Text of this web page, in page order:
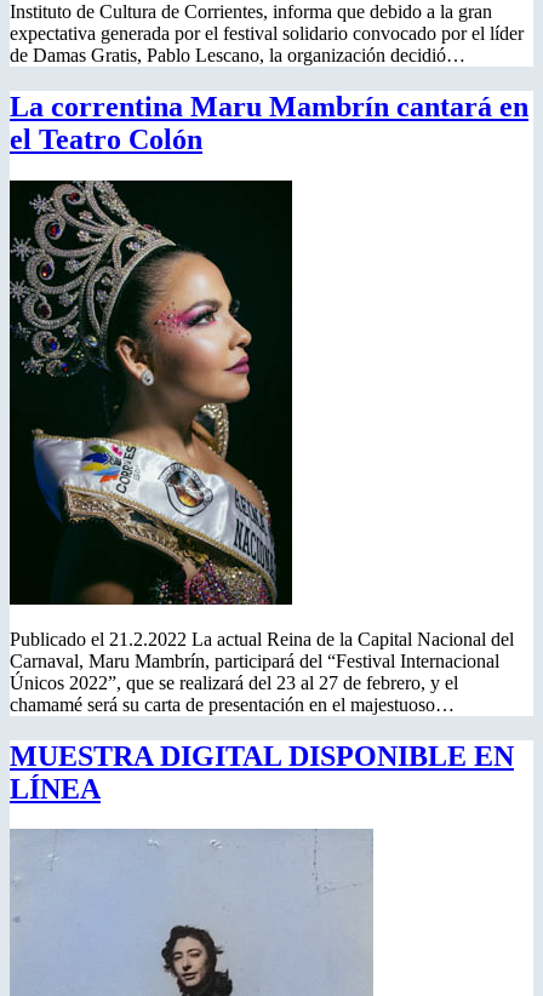
Instituto de Cultura de Corrientes, informa que debido a la gran
expectativa generada por el festival solidario convocado por el líder
de Damas Gratis, Pablo Lescano, la organización decidió…
La correntina Maru Mambrín cantará en
el Teatro Colón
Publicado el 21.2.2022 La actual Reina de la Capital Nacional del
Carnaval, Maru Mambrín, participará del “Festival Internacional
Únicos 2022”, que se realizará del 23 al 27 de febrero, y el
chamamé será su carta de presentación en el majestuoso…
MUESTRA DIGITAL DISPONIBLE EN
LÍNEA